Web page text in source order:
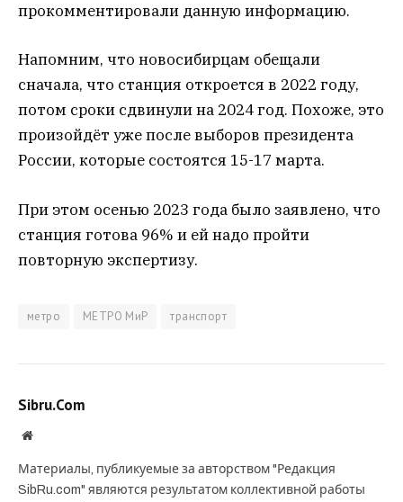
прокомментировали данную информацию.
Напомним, что новосибирцам обещали
сначала, что станция откроется в 2022 году,
потом сроки сдвинули на 2024 год. Похоже, это
произойдёт уже после выборов президента
России, которые состоятся 15-17 марта.
При этом осенью 2023 года было заявлено, что
станция готова 96% и ей надо пройти
повторную экспертизу.
метро МЕТРО МиР транспорт
Sibru.Com
Website
Материалы, публикуемые за авторством "Редакция
SibRu.com" являются результатом коллективной работы